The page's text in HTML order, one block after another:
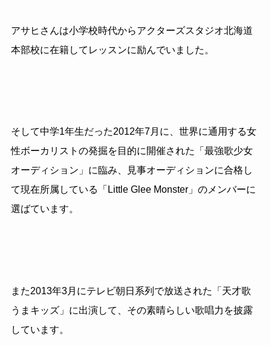
アサヒさんは小学校時代からアクターズスタジオ北海道
本部校に在籍してレッスンに励んでいました。
そして中学1年生だった2012年7月に、世界に通用する女
性ボーカリストの発掘を目的に開催された「最強歌少女
オーディション」に臨み、見事オーディションに合格し
て現在所属している「Little Glee Monster」のメンバーに
選ばています。
また2013年3月にテレビ朝日系列で放送された「天才歌
うまキッズ」に出演して、その素晴らしい歌唱力を披露
しています。